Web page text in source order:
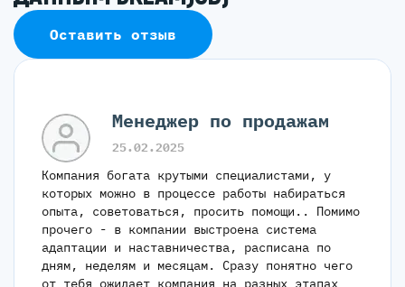
Оставить отзыв
Менеджер по продажам
25.02.2025
Компания богата крутыми специалистами, у
которых можно в процессе работы набираться
опыта, советоваться, просить помощи.. Помимо
прочего - в компании выстроена система
адаптации и наставничества, расписана по
дням, неделям и месяцам. Сразу понятно чего
от тебя ожидает компания на разных этапах